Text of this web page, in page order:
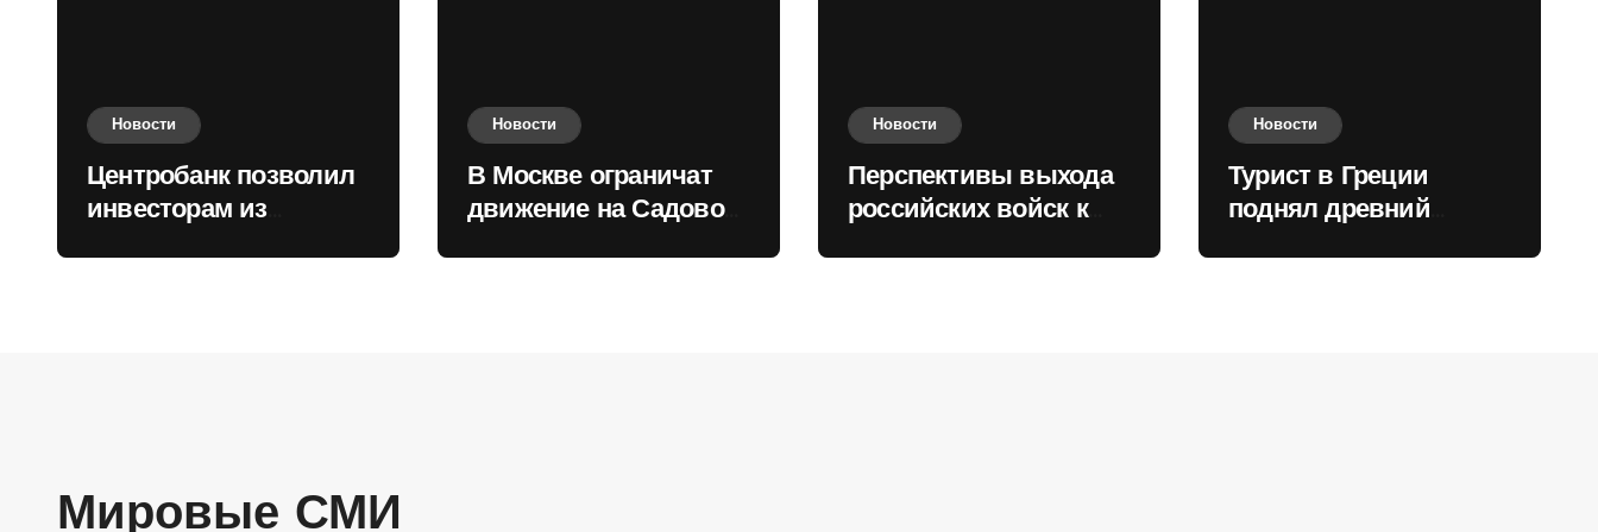
Новости
Центробанк позволил
инвесторам из
Новости
В Москве ограничат
движение на Садовом
Новости
Перспективы выхода
российских войск к
Новости
Турист в Греции
поднял древний
Мировые СМИ